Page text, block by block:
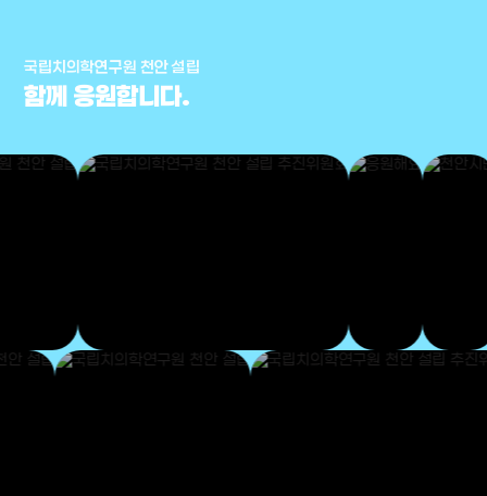
국립치의학연구원 천안 설립
함께 응원합니다.